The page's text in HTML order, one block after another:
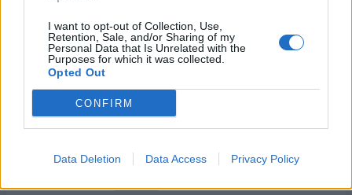
I want to opt-out of Collection, Use,
Retention, Sale, and/or Sharing of my
Personal Data that Is Unrelated with the
Purposes for which it was collected.
Opted Out
CONFIRM
Data Deletion Data Access Privacy Policy
ΡΟΗ ΕΙΔΗΣΕΩΝ
Π. Μαρινάκης: «Το δημογραφικό δεν μπορεί να
περιμένει»
09/08/2026 - 14:34 ΠΟΛΙΤΙΚΗ
ημέρες - Σε επιφυλακή ο κρατικός μηχανισμός